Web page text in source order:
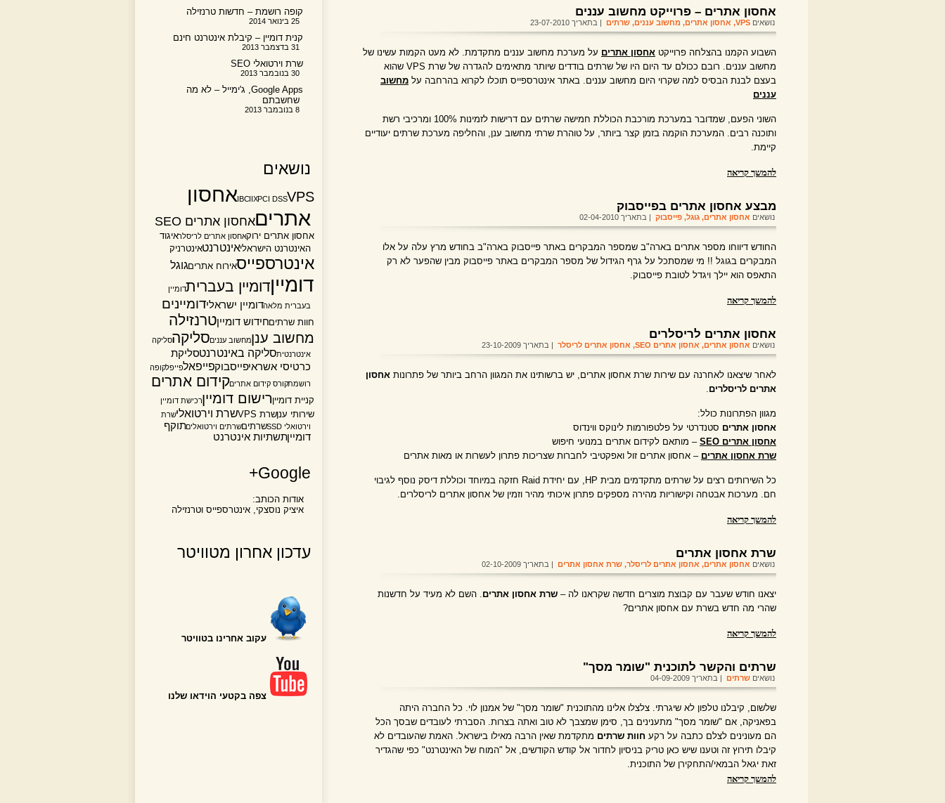
אחסון אתרים – פרוייקט מחשוב עננים
נושאים VPS
, אחסון אתרים, מחשוב עננים, שרתים | בתאריך 23-07-2010
השבוע הקמנו בהצלחה פרוייקט אחסון אתרים על מערכת מחשוב עננים מתקדמת. לא מעט הקמות עשינו של
מחשוב עננים. רובם ככולם עד היום היו של שרתים בודדים שיותר מתאימים להגדרה של שרת VPS שהוא
בעצם לבנת הבסיס למה שקרוי היום מחשוב עננים. באתר אינטרספייס תוכלו לקרוא בהרחבה על מחשוב
עננים
השוני הפעם, שמדובר במערכת מורכבת הכוללת חמישה שרתים עם דרישות לזמינות 100% ומרכיבי רשת
ותוכנה רבים. המערכת הוקמה בזמן קצר ביותר, על טוהרת שרתי מחשוב ענן, והחליפה מערכת שרתים יעודיים
קיימת.
להמשך קריאה
מבצע אחסון אתרים בפייסבוק
נושאים אחסון אתרים, גוגל, פייסבוק | בתאריך 02-04-2010
החודש דיווחו מספר אתרים בארה"ב שמספר המבקרים באתר פייסבוק בארה"ב בחודש מרץ עלה על אלו
המבקרים בגוגל !! מי שמסתכל על גרף הגידול של מספר המבקרים באתר פייסבוק מבין שהפער לא רק
התאפס הוא יילך ויגדל לטובת פייסבוק.
להמשך קריאה
אחסון אתרים לריסלרים
נושאים אחסון אתרים, אחסון אתרים SEO , אחסון אתרים לריסלר | בתאריך 23-10-2009
לאחר שיצאנו לאחרנה עם שירות שרת אחסון אתרים, יש ברשותינו את המגוון הרחב ביותר של פתרונות אחסון
אתרים לריסלרים.
מגוון הפתרונות כולל:
אחסון אתרים סטנדרטי על פלטפורמות לינוקס ווינדוס
אחסון אתרים SEO
– מותאם לקידום אתרים במנועי חיפוש
שרת אחסון אתרים – אחסון אתרים זול ואפקטיבי לחברות שצריכות פתרון לעשרות או מאות אתרים
כל השירותים רצים על שרתים מתקדמים מבית HP, עם יחידת Raid חזקה במיוחד וכוללת דיסק נוסף לגיבוי
חם. מערכות אבטחה וקישוריות מהירה מספקים פתרון איכותי מהיר וזמין של אחסון אתרים לריסלרים.
להמשך קריאה
שרת אחסון אתרים
נושאים אחסון אתרים, אחסון אתרים לריסלר, שרת אחסון אתרים | בתאריך 02-10-2009
יצאנו חודש שעבר עם קבוצת מוצרים חדשה שקראנו לה – שרת אחסון אתרים. השם לא מעיד על חדשנות
שהרי מה חדש בשרת עם אחסון אתרים?
להמשך קריאה
שרתים והקשר לתוכנית "שומר מסך"
נושאים שרתים | בתאריך 04-09-2009
שלשום, קיבלנו טלפון לא שיגרתי. צלצלו אלינו מהתוכנית "שומר מסך" של אמנון לוי. כל החברה היתה
בפאניקה, אם "שומר מסך" מתענינים בך, סימן שמצבך לא טוב ואתה בצרות. הסברתי לעובדים שבסך הכל
הם מעונינים לצלם כתבה על רקע חוות שרתים מתקדמת שאין הרבה מאילו בישראל. האמת שהעובדים לא
קיבלו תירוץ זה וטענו שיש כאן טריק בניסיון לחדור אל קודש הקודשים, אל "המוח של האינטרנט" כפי שהגדיר
זאת יגאל הבמאי/התחקירן של התוכנית.
להמשך קריאה
קופה רושמת – חדשות טרנזילה
25 בינואר 2014
קנית דומיין – קיבלת אינטרנט חינם
31 בדצמבר 2013
שרת וירטואלי SEO
30 בנובמבר 2013
Google Apps, ג'ימייל – לא מה
שחשבתם
8 בנובמבר 2013
נושאים
IBCIIXPCI DSSVPS
אחסון
אתריםאחסון אתרים SEO
אחסון אתרים ירוקאחסון אתרים לריסלראיגוד
האינטרנט הישראליאינטרנטאינטרניק
אינטרספייסאירוח אתריםגוגל
דומייןדומיין בעבריתדומיין
בעברית מלאהדומיין ישראלידומיינים
חוות שרתיםחידוש דומייןטרנזילה
מחשוב ענןמחשוב ענניםסליקהסליקה
אינטרנטיתסליקה באינטרנטסליקת
כרטיסי אשראיפייסבוקפייפאלפייפלקופה
רושמתקורס קידום אתריםקידום אתרים
קניית דומייןרישום דומייןרכישת דומיין
שירותי ענןשרת VPS שרת וירטואלישרת
וירטואלי SSD
שרתיםשרתים וירטואליםתוקף
דומייןתשתיות אינטרנט
Google+
אודות הכותב:
איציק נוסצקי, אינטרספייס וטרנזילה
עדכון אחרון מטוויטר
עקוב אחרינו בטוויטר
צפה בקטעי הוידאו שלנו